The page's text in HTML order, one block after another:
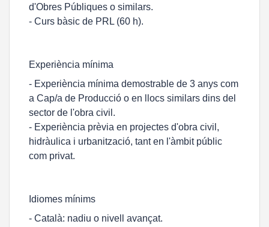
d'Obres Públiques o similars.
- Curs bàsic de PRL (60 h).
Experiència mínima
- Experiència mínima demostrable de 3 anys com
a Cap/a de Producció o en llocs similars dins del
sector de l'obra civil.
- Experiència prèvia en projectes d'obra civil,
hidràulica i urbanització, tant en l'àmbit públic
com privat.
Idiomes mínims
- Català: nadiu o nivell avançat.